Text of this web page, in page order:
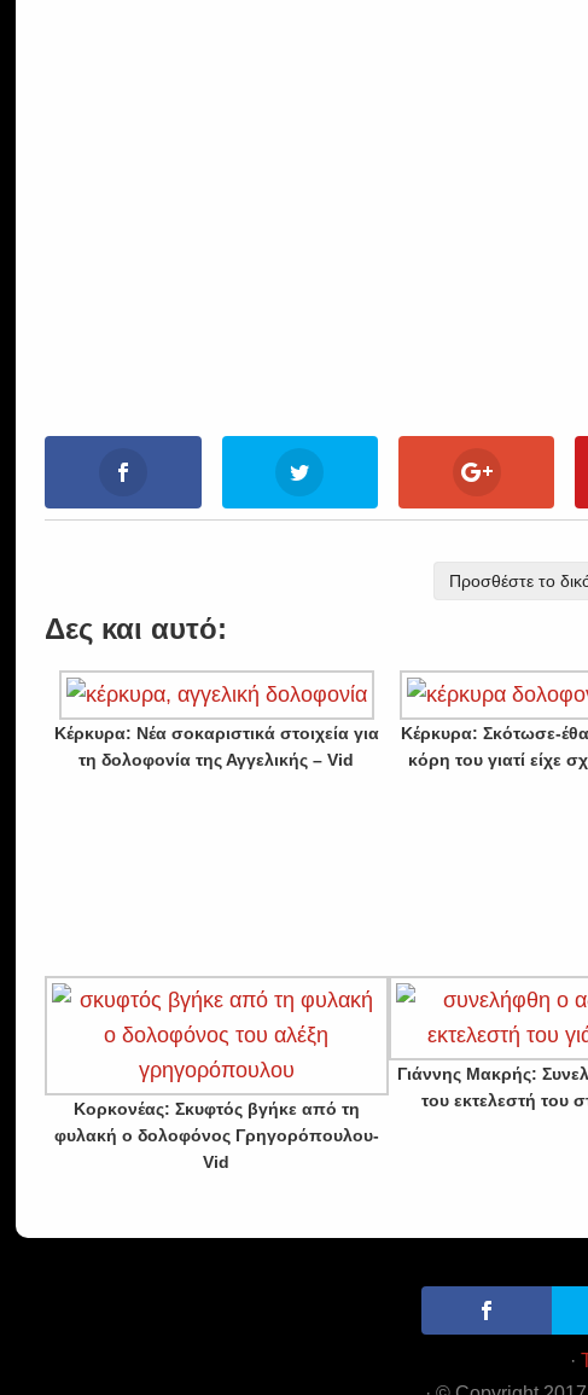
Προσθέστε το
Δες και αυτό:
Κέρκυρα: Νέα σοκαριστικά στοιχεία για
τη δολοφονία της Αγγελικής – Vid
Κέρκυρα: Σκότωσε-
κόρη του γιατί είχε
Κορκονέας: Σκυφτός βγήκε από τη
φυλακή ο δολοφόνος Γρηγορόπουλου-
Vid
Γιάννης Μακρής:
του εκτελεστή του
·